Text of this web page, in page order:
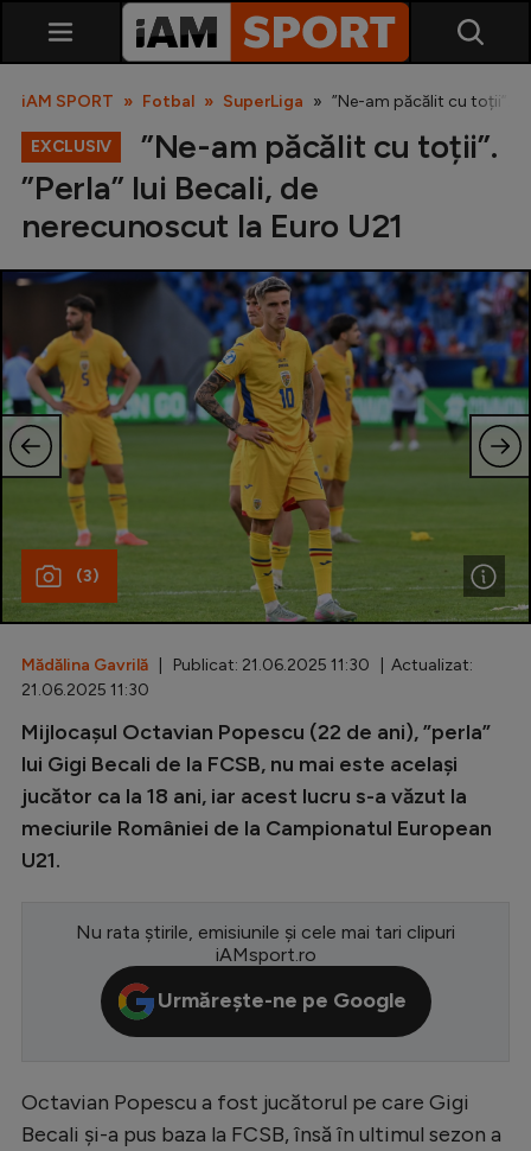
SuperLiga
Liga 2
Cupa României
Echipa Națională
Fotbal feminin
Diverse
Inedit
Champions League
Conference League
CM 2026
Premier League
Serie A
Bundesliga
iAM SPORT Fotbal SuperLiga ”Ne-am păcălit cu toții”.
EXCLUSIV
”Ne-am păcălit cu toții”.
”Perla” lui Becali, de
nerecunoscut la Euro U21
(3)
Mădălina Gavrilă | Publicat: 21.06.2025 11:30 | Actualizat:
21.06.2025 11:30
Mijlocașul Octavian Popescu (22 de ani), ”perla”
lui Gigi Becali de la FCSB, nu mai este același
jucător ca la 18 ani, iar acest lucru s-a văzut la
meciurile României de la Campionatul European
U21.
Nu rata știrile, emisiunile și cele mai tari clipuri
iAMsport.ro
Urmărește-ne pe Google
Octavian Popescu a fost jucătorul pe care Gigi
Becali și-a pus baza la FCSB, însă în ultimul sezon a